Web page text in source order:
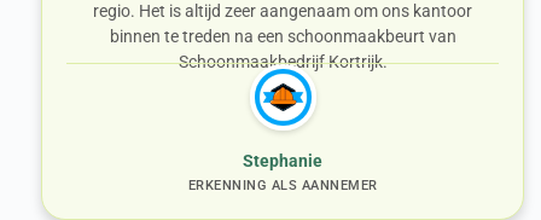
regio. Het is altijd zeer aangenaam om ons kantoor
binnen te treden na een schoonmaakbeurt van
Schoonmaakbedrijf Kortrijk.
Stephanie
ERKENNING ALS AANNEMER